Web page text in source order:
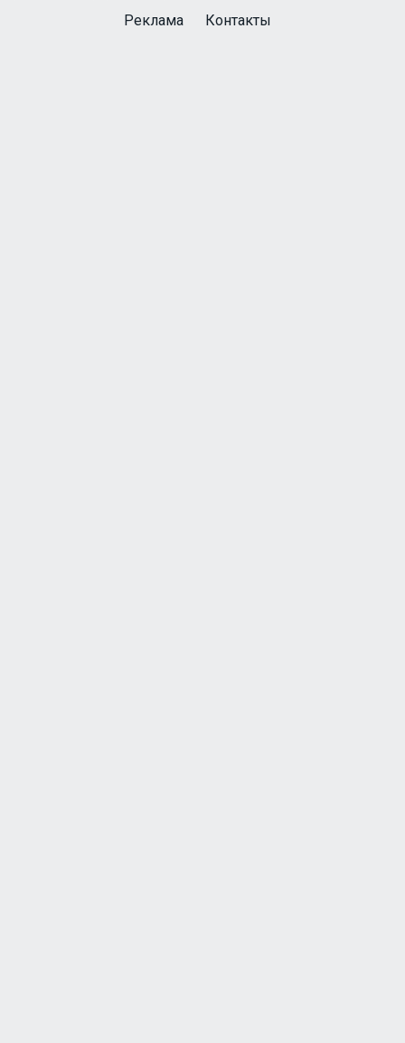
Реклама Контакты